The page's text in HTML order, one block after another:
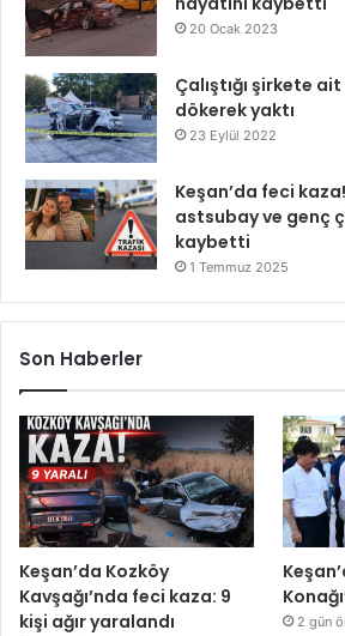
20 Ocak 2023
Çalıştığı şirkete
dökerek yaktı
23 Eylül 2022
Keşan’da feci
astsubay ve genç
kaybetti
1 Temmuz 2025
Son Haberler
Keşan’da Kozköy
Kavşağı’nda feci kaza: 9
kişi ağır yaralandı
2 gün